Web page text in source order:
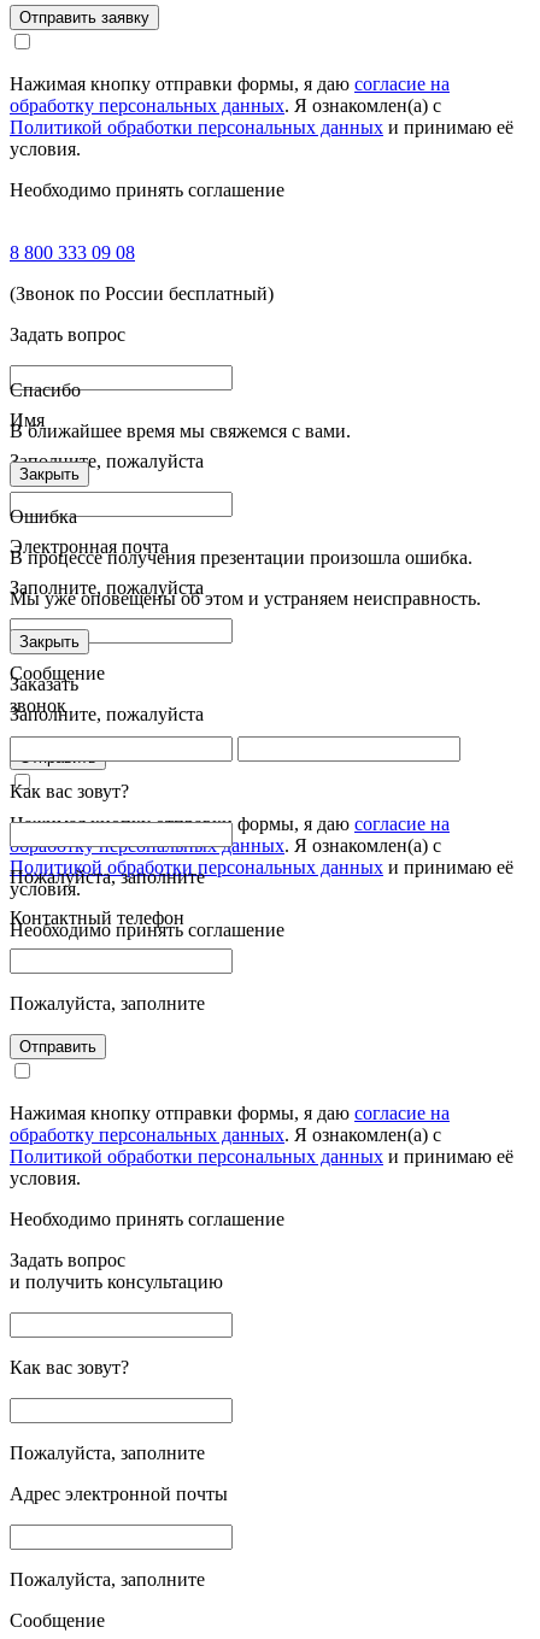
Отправить заявку
Нажимая кнопку отправки формы, я даю согласие на
обработку персональных данных. Я ознакомлен(а) с
Политикой обработки персональных данных и принимаю её
условия.
Необходимо принять соглашение
8 800 333 09 08
(Звонок по России бесплатный)
Задать вопрос
Имя
Заполните, пожалуйста
Электронная почта
Заполните, пожалуйста
Сообщение
Заполните, пожалуйста
Отправить
Нажимая кнопку отправки формы, я даю согласие на
обработку персональных данных. Я ознакомлен(а) с
Политикой обработки персональных данных и принимаю её
условия.
Необходимо принять соглашение
Спасибо
В ближайшее время мы свяжемся с вами.
Закрыть
Ошибка
В процессе получения презентации произошла ошибка.
Мы уже оповещены об этом и устраняем неисправность.
Закрыть
Заказать
звонок
Как вас зовут?
Пожалуйста, заполните
Контактный телефон
Пожалуйста, заполните
Отправить
Нажимая кнопку отправки формы, я даю согласие на
обработку персональных данных. Я ознакомлен(а) с
Политикой обработки персональных данных и принимаю её
условия.
Необходимо принять соглашение
Задать вопрос
и получить консультацию
Как вас зовут?
Пожалуйста, заполните
Адрес электронной почты
Пожалуйста, заполните
Сообщение